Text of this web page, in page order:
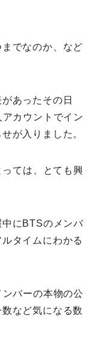
でなのか、など
あったその日
カウントでイン
が入りました。
ては、とても興
にBTSのメンバ
タイムにわかる
バーの本物の公
など気になる数